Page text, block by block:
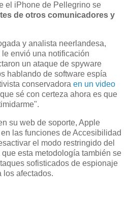
el iPhone de Pellegrino se
de otros comunicadores y
y analista neerlandesa,
envió una notificación
un ataque de spyware
hablando de software espía
conservadora en un video
sé con certeza ahora es que
su web de soporte, Apple
las funciones de Accesibilidad
el modo restringido del
esta metodología también se
sofisticados de espionaje
los afectados.